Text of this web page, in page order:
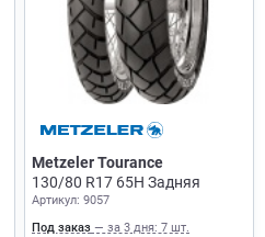
Metzeler Tourance
130/80 R17 65H Задняя
Артикул: 9057
Под заказ — за 3 дня: 7 шт.